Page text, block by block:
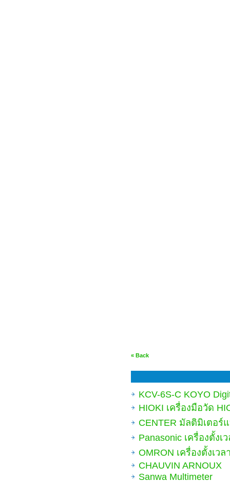
« Back
KCV-6S-C KOYO
HIOKI เครื่องมือวัด
CENTER มัลติมิเตอร์
Panasonic เครื่องตั้งเ
OMRON เครื่องตั้งเว
CHAUVIN ARNOUX
Sanwa Multimeter